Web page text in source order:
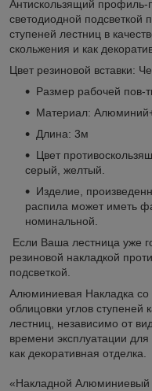
Антискользящий профиль-
светодиодной подсветкой
ступеней лестниц в
скольжения и как
Цвет резиновой вставки:
Размер рабочей
Материал:
Длина: 3м
Цвет
серый, желтый.
Изделие,
распила может иметь
номинальной.
Если Ваша лестница уже
резиновой накладкой
подсветкой.
Алюминиевая Накладка со
облицовки углов ступеней
лестниц, независимо от
времени эксплуатации
как декоративная отделка.
«Накладной Алюминиевый